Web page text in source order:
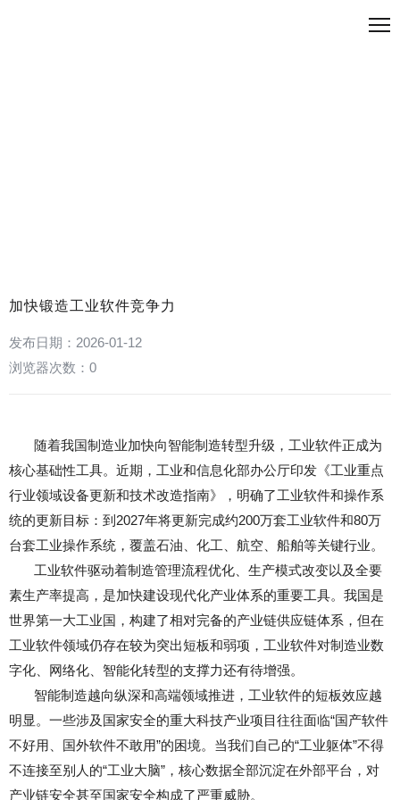
加快锻造工业软件竞争力
发布日期：2026-01-12
浏览器次数： 0
随着我国制造业加快向智能制造转型升级，工业软件正成为
核心基础性工具。近期，工业和信息化部办公厅印发《工业重点
行业领域设备更新和技术改造指南》，明确了工业软件和操作系
统的更新目标：到2027年将更新完成约200万套工业软件和80万
台套工业操作系统，覆盖石油、化工、航空、船舶等关键行业。
工业软件驱动着制造管理流程优化、生产模式改变以及全要
素生产率提高，是加快建设现代化产业体系的重要工具。我国是
世界第一大工业国，构建了相对完备的产业链供应链体系，但在
工业软件领域仍存在较为突出短板和弱项，工业软件对制造业数
字化、网络化、智能化转型的支撑力还有待增强。
智能制造越向纵深和高端领域推进，工业软件的短板效应越
明显。一些涉及国家安全的重大科技产业项目往往面临“国产软件
不好用、国外软件不敢用”的困境。当我们自己的“工业躯体”不得
不连接至别人的“工业大脑”，核心数据全部沉淀在外部平台，对
产业链安全甚至国家安全构成了严重威胁。